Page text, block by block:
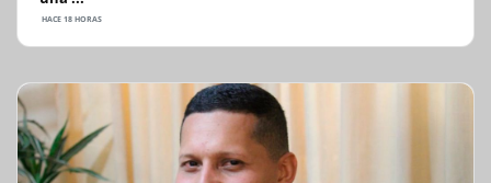
HACE 18 HORAS